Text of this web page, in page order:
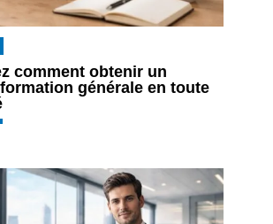
comment obtenir un
générale en toute